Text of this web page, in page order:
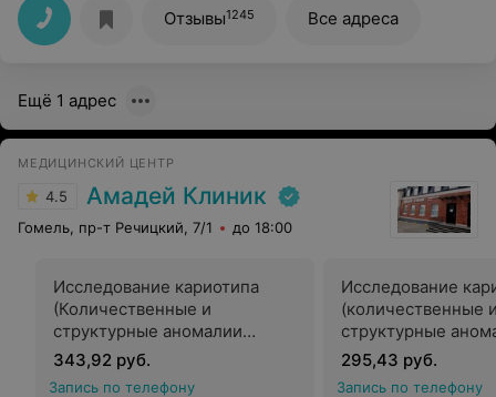
сориентировали по срокам и подготовке. В
процедурном кабинете — мастера своего дела, укол
даже не почувствовала. Вы — лучшие!
Отзывы1245 Все адреса
Ещё 1 адрес
МЕДИЦИНСКИЙ ЦЕНТР
4.5 Амадей Клиник
Гомель, пр-т Речицкий, 7/1 до 18:00
Исследование кариотипа
(Количественные и
структурные аномалии
хромосом) с обязательной
выдачей кариограммы
343,92 руб.
Запись по телефону
Исследование
(количественные
структурные
хромосом)
295,43 руб.
Запись по телефону